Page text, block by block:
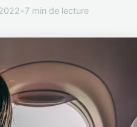
•7 min de lecture